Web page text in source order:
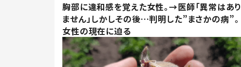
胸部に違和感を覚えた女性。→医師「異常はあり
ません」しかしその後…判明した”まさかの病”。
女性の現在に迫る